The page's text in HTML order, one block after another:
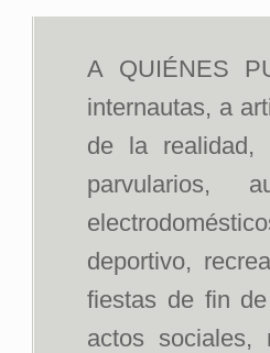
A QUIÉNES
internautas, a
de la realidad,
parvularios,
deportivo,
fiestas de fin
actos sociales,